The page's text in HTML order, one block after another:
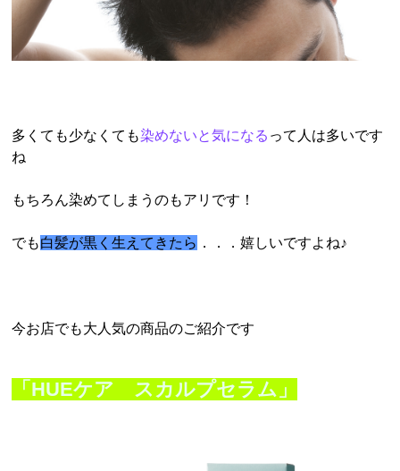
多くても少なくても染めないと気になる って人は多いです
ね
もちろん染めてしまうのもアリです！
でも白髪が黒く生えてきたら ．．．嬉しいですよね♪
今お店でも大人気の商品のご紹介です
「HUEケア スカルプセラム」